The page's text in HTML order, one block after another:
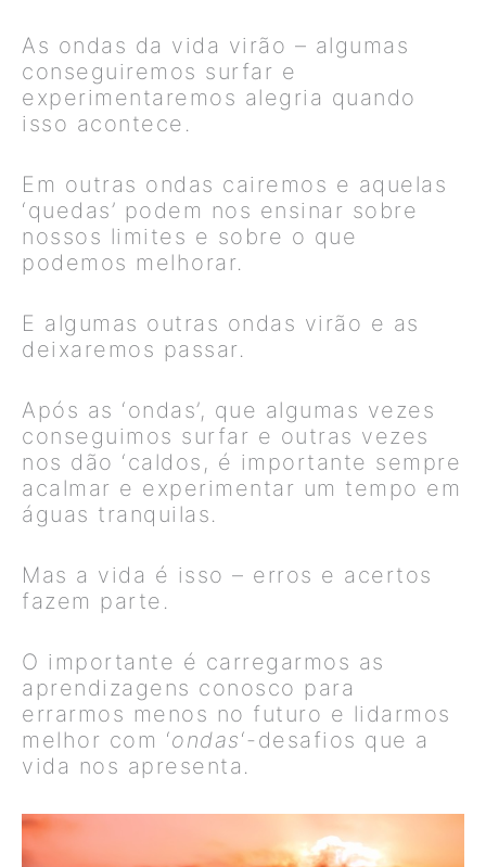
As ondas da vida virão – algumas
conseguiremos surfar e
experimentaremos alegria quando
isso acontece.
Em outras ondas cairemos e aquelas
‘quedas’ podem nos ensinar sobre
nossos limites e sobre o que
podemos melhorar.
E algumas outras ondas virão e as
deixaremos passar.
Após as ‘ondas’, que algumas vezes
conseguimos surfar e outras vezes
nos dão ‘caldos, é importante sempre
acalmar e experimentar um tempo em
águas tranquilas.
Mas a vida é isso – erros e acertos
fazem parte.
O importante é carregarmos as
aprendizagens conosco para
errarmos menos no futuro e lidarmos
melhor com ‘ondas‘-desafios que a
vida nos apresenta.